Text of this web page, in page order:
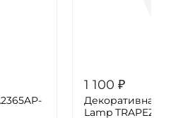
1 100 ₽
Декоративная
Lamp TRAPEZE